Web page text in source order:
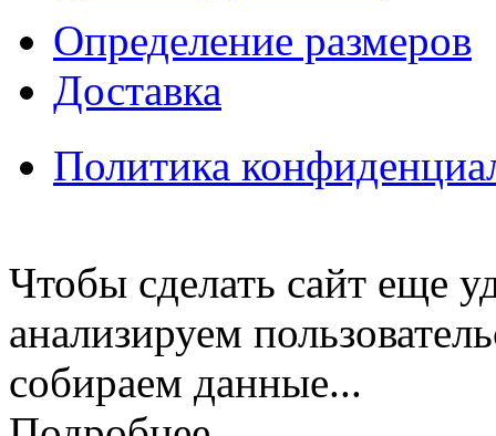
Определение размеров
Доставка
Политика
Чтобы сделать сайт еще
анализируем
собираем данные...